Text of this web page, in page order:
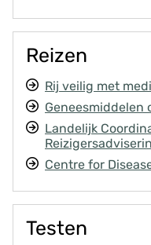
Reizen
Rij veilig met
Geneesmiddelen
Landelijk
Centre for
Testen